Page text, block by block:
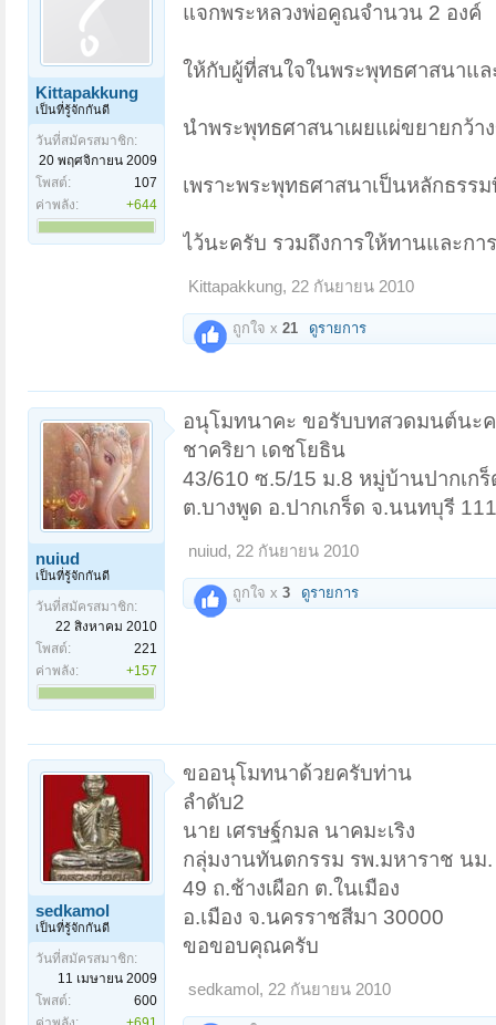
Kittapakkung
เป็นที่รู้จักกันดี
วันที่สมัครสมาชิก:
20 พฤศจิกายน 2009
โพสต์:
107
ค่าพลัง:
+644
แจกพระหลวงพ่อคูณจำนวน 2 องค์
ให้กับผู้ที่สนใจในพระพุทธศาสนาแล
นำพระพุทธศาสนาเผยแผ่ขยายกว้
เพราะพระพุทธศาสนาเป็นหลักธรร
ไว้นะครับ รวมถึงการให้ทานและก
Kittapakkung, 22 กันยายน 2010
ถูกใจ x 21 ดูรายการ
nuiud
เป็นที่รู้จักกันดี
วันที่สมัครสมาชิก:
22 สิงหาคม 2010
โพสต์:
221
ค่าพลัง:
+157
อนุโมทนาคะ ขอรับบทสวดมนต์นะ
ชาคริยา เดชโยธิน
43/610 ซ.5/15 ม.8 หมู่บ้านปากเก
ต.บางพูด อ.ปากเกร็ด จ.นนทบุรี
nuiud, 22 กันยายน 2010
ถูกใจ x 3 ดูรายการ
sedkamol
เป็นที่รู้จักกันดี
วันที่สมัครสมาชิก:
11 เมษายน 2009
โพสต์:
600
ขออนุโมทนาด้วยครับท่าน
ลำดับ2
นาย เศรษฐ์กมล นาคมะเริง
กลุ่มงานทันตกรรม รพ.มหาราช นม.
49 ถ.ช้างเผือก ต.ในเมือง
อ.เมือง จ.นครราชสีมา 30000
ขอขอบคุณครับ
sedkamol , 22 กันยายน 2010